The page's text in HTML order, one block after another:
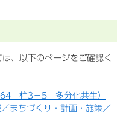
、以下のページをご確認く
柱3−5 多分化共生）
まちづくり・計画・施策／